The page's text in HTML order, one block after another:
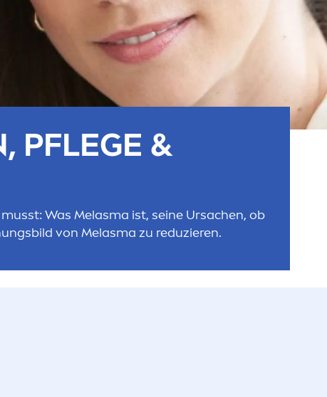
PFLEGE &
Was Melasma ist, seine Ursachen, ob
von Melasma zu reduzieren.